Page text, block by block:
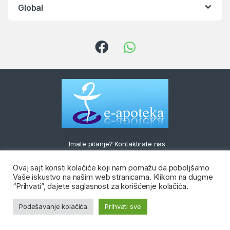
Global
Imate pitanje? Kontaktirate nas
+381 652 381 652
Ovaj sajt koristi kolačiće koji nam pomažu da poboljšamo
Vaše iskustvo na našim web stranicama. Klikom na dugme
“Prihvati”, dajete saglasnost za korišćenje kolačića.
Podešavanje kolačića Prihvati sve